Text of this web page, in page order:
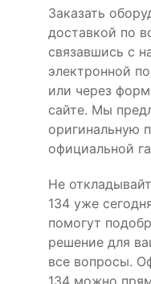
Заказать
доставкой по
связавшись с
электронной
или через
сайте. Мы
оригинальную
официальной
Не
134 уже
помогут
решение для
все вопросы.
134 можно